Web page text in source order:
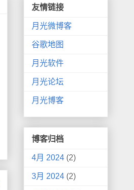
友情链接
月光微博客
谷歌地图
月光软件
月光论坛
月光博客
博客归档
4月 2024 (2)
3月 2024 (2)